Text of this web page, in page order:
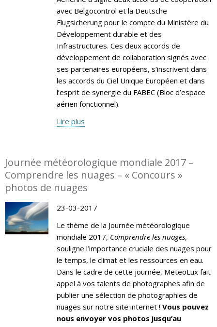
avec Belgocontrol et la Deutsche
Flugsicherung pour le compte du Ministère du
Développement durable et des
Infrastructures. Ces deux accords de
développement de collaboration signés avec
ses partenaires européens, s’inscrivent dans
les accords du Ciel Unique Européen et dans
l’esprit de synergie du FABEC (Bloc d’espace
aérien fonctionnel).
Lire plus
Journée météorologique mondiale 2017 –
Comprendre les nuages – « Concours »
photos de nuages
23-03-2017
Le thème de la Journée météorologique
mondiale 2017, Comprendre les nuages,
souligne l’importance cruciale des nuages pour
le temps, le climat et les ressources en eau.
Dans le cadre de cette journée, MeteoLux fait
appel à vos talents de photographes afin de
publier une sélection de photographies de
nuages sur notre site internet ! Vous pouvez
nous envoyer vos photos jusqu’au